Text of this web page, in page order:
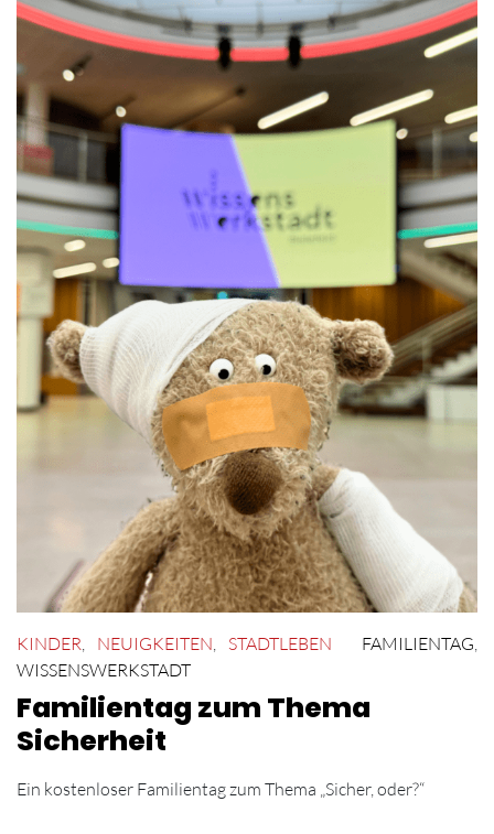
KINDER, NEUIGKEITEN, STADTLEBEN FAMILIENTAG,
WISSENSWERKSTADT
Familientag zum Thema
Sicherheit
Ein kostenloser Familientag zum Thema „Sicher, oder?“